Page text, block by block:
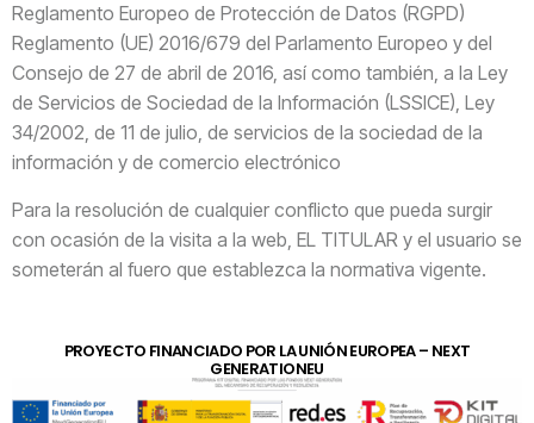
Reglamento Europeo de Protección de Datos (RGPD)
Reglamento (UE) 2016/679 del Parlamento Europeo y del
Consejo de 27 de abril de 2016, así como también, a la Ley
de Servicios de Sociedad de la Información (LSSICE), Ley
34/2002, de 11 de julio, de servicios de la sociedad de la
información y de comercio electrónico
Para la resolución de cualquier conflicto que pueda surgir
con ocasión de la visita a la web, EL TITULAR y el usuario se
someterán al fuero que establezca la normativa vigente.
PROYECTO FINANCIADO POR LA UNIÓN EUROPEA – NEXT
GENERATIONEU